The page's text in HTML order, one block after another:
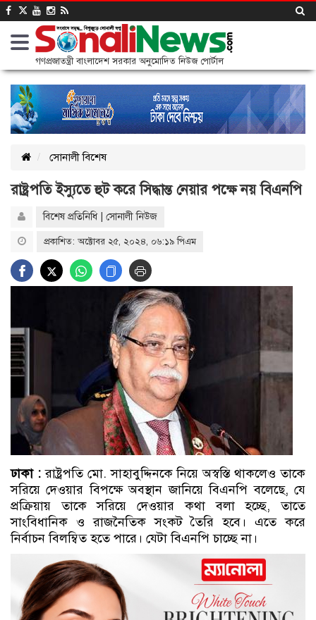
গণপ্রজাতন্ত্রী বাংলাদেশ সরকার অনুমোদিত নিউজ পোর্টাল
সোনালী বিশেষ
রাষ্ট্রপতি ইস্যুতে হুট করে সিদ্ধান্ত নেয়ার পক্ষে নয় বিএনপি
বিশেষ প্রতিনিধি | সোনালী নিউজ
প্রকাশিত: অক্টোবর ২৫, ২০২৪, ০৬:১৯ পিএম
ঢাকা :রাষ্ট্রপতি মো. সাহাবুদ্দিনকে নিয়ে অস্বস্তি থাকলেও তাকে
সরিয়ে দেওয়ার বিপক্ষে অবস্থান জানিয়ে বিএনপি বলেছে, যে
প্রক্রিয়ায় তাকে সরিয়ে দেওয়ার কথা বলা হচ্ছে, তাতে
সাংবিধানিক ও রাজনৈতিক সংকট তৈরি হবে। এতে করে
নির্বাচন বিলম্বিত হতে পারে। যেটা বিএনপি চাচ্ছে না।